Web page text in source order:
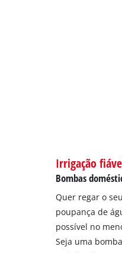
Irrigação
Bombas
Quer regar o
poupança de
possível no
Seja uma